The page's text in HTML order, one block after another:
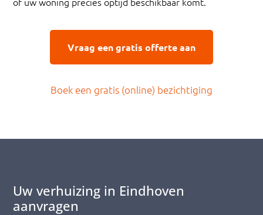
Vraag een gratis offerte aan
Boek een gratis (online) bezichtiging
Uw verhuizing in Eindhoven
aanvragen